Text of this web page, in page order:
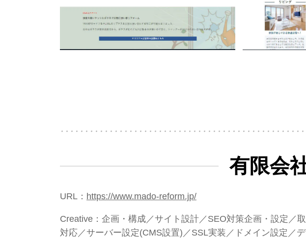
有限会
URL： https://www.mado-reform.jp/
Creative：企画・構成／サイト設計／SEO対策企画・設定／
対応／サーバー設定(CMS設置)／SSL実装／ドメイン設定／